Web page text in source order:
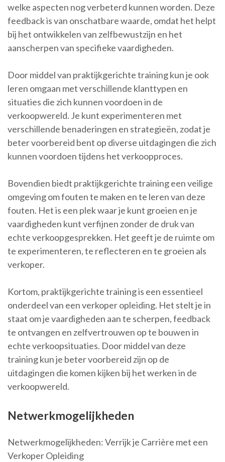
welke aspecten nog verbeterd kunnen worden. Deze
feedback is van onschatbare waarde, omdat het helpt
bij het ontwikkelen van zelfbewustzijn en het
aanscherpen van specifieke vaardigheden.
Door middel van praktijkgerichte training kun je ook
leren omgaan met verschillende klanttypen en
situaties die zich kunnen voordoen in de
verkoopwereld. Je kunt experimenteren met
verschillende benaderingen en strategieën, zodat je
beter voorbereid bent op diverse uitdagingen die zich
kunnen voordoen tijdens het verkoopproces.
Bovendien biedt praktijkgerichte training een veilige
omgeving om fouten te maken en te leren van deze
fouten. Het is een plek waar je kunt groeien en je
vaardigheden kunt verfijnen zonder de druk van
echte verkoopgesprekken. Het geeft je de ruimte om
te experimenteren, te reflecteren en te groeien als
verkoper.
Kortom, praktijkgerichte training is een essentieel
onderdeel van een verkoper opleiding. Het stelt je in
staat om je vaardigheden aan te scherpen, feedback
te ontvangen en zelfvertrouwen op te bouwen in
echte verkoopsituaties. Door middel van deze
training kun je beter voorbereid zijn op de
uitdagingen die komen kijken bij het werken in de
verkoopwereld.
Netwerkmogelijkheden
Netwerkmogelijkheden: Verrijk je Carrière met een
Verkoper Opleiding